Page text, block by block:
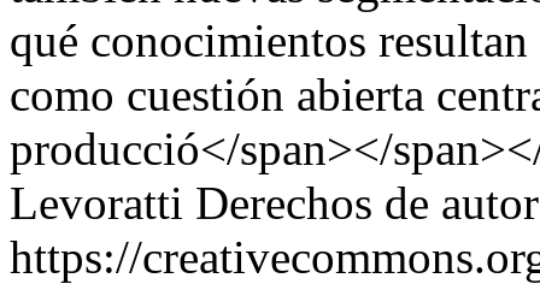
qué conocimientos
como cuestión abierta
producció</span></
Levoratti Derechos de
https://